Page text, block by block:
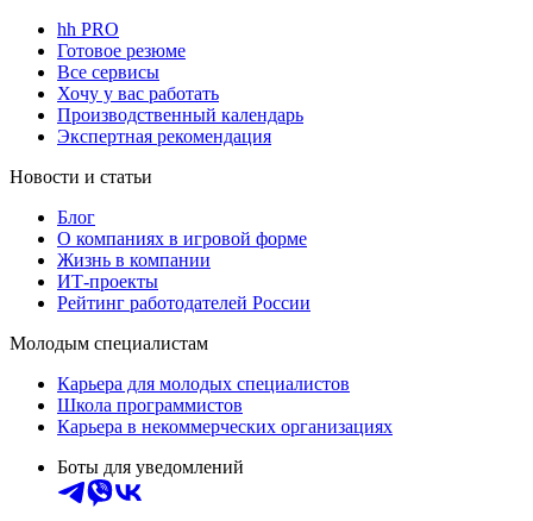
hh PRO
Готовое резюме
Все сервисы
Хочу у вас работать
Производственный календарь
Экспертная рекомендация
Новости и статьи
Блог
О компаниях в игровой форме
Жизнь в компании
ИТ-проекты
Рейтинг работодателей России
Молодым специалистам
Карьера для молодых специалистов
Школа программистов
Карьера в некоммерческих организациях
Боты для уведомлений